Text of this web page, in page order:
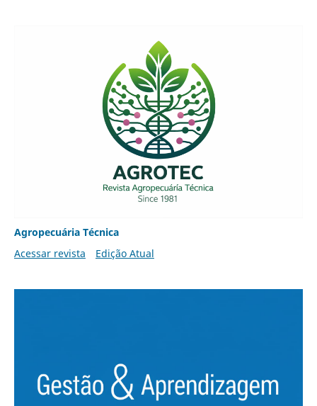
Agropecuária Técnica
Acessar revista
Edição Atual